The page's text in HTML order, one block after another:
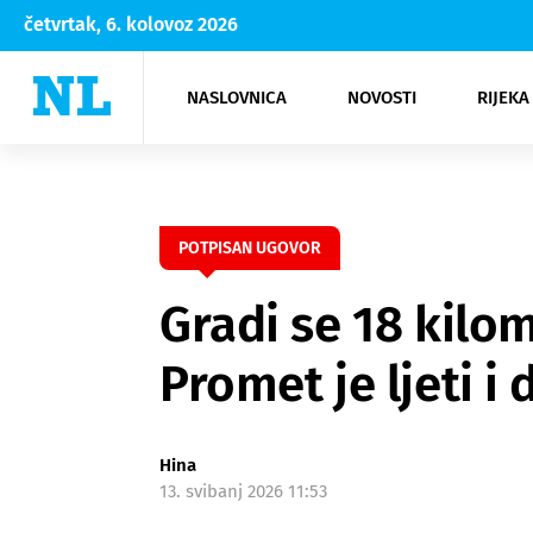
četvrtak, 6. kolovoz 2026
NASLOVNICA NOVOSTI
Rijeka Opatija
NK
Moda
Kultura
POTPISAN UGOVOR
Gradi se 18
Promet je ljeti i
Hina
13. svibanj 2026 11:53